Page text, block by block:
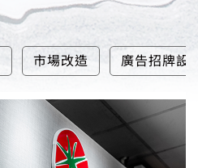
市場改造 廣告招牌設